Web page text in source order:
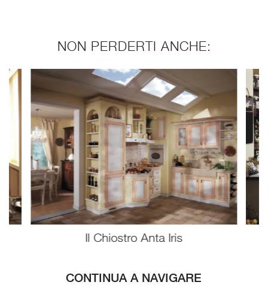
NON PERDERTI ANCHE:
Il Chiostro Anta Iris
CONTINUA A NAVIGARE